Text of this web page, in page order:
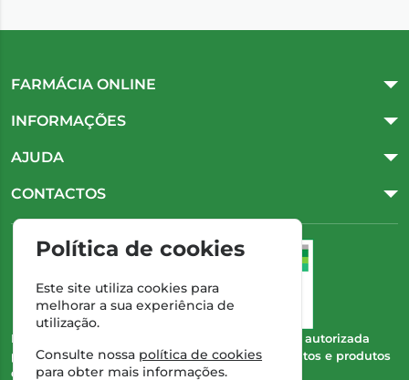
FARMÁCIA ONLINE
INFORMAÇÕES
AJUDA
CONTACTOS
Esta farmácia (Farmácia Gonçalves) encontra-se autorizada
pelo INFARMED para a dispensa de medicamentos e produtos
de saúde ao domicílio e através da internet.
Política de cookies
Este site utiliza cookies para
melhorar a sua experiência de
utilização.
Consulte nossa política de cookies
para obter mais informações.